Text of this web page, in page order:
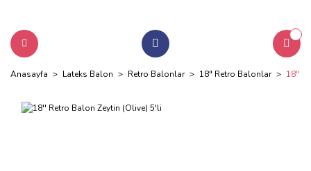
Anasayfa Lateks Balon Retro Balonlar 18" Retro Balonlar 18''